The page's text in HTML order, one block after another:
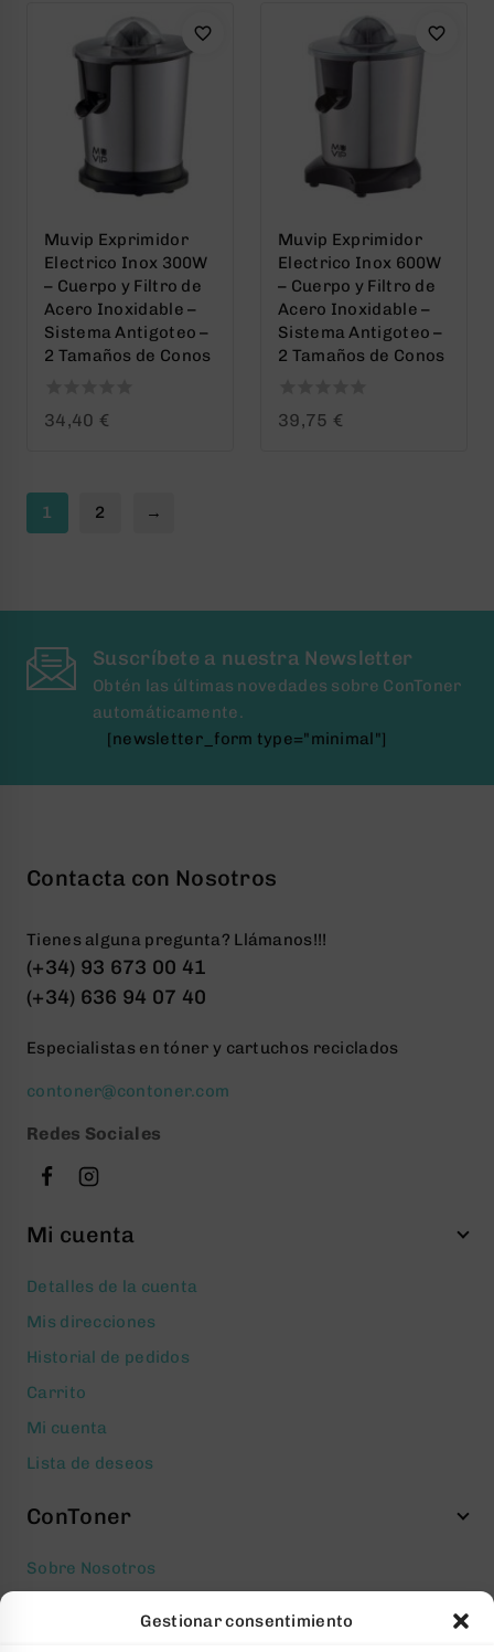
Gestionar consentimiento
Muvip Exprimidor
Electrico Inox 300W
– Cuerpo y Filtro de
Acero Inoxidable –
Sistema Antigoteo –
2 Tamaños de Conos
0
34,40 €
Muvip Exprimidor
Electrico Inox 600W
– Cuerpo y Filtro de
Acero Inoxidable –
Sistema Antigoteo –
2 Tamaños de Conos
0
39,75 €
1 2 →
Suscríbete a nuestra Newsletter
Obtén las últimas novedades sobre ConToner
automáticamente.
[newsletter_form type="minimal"]
Contacta con Nosotros
Tienes alguna pregunta? Llámanos!!!
(+34) 93 673 00 41
(+34) 636 94 07 40
Especialistas en tóner y cartuchos reciclados
contoner@contoner.com
Redes Sociales
Mi cuenta
Detalles de la cuenta
Mis direcciones
Historial de pedidos
Carrito
Mi cuenta
Lista de deseos
ConToner
Sobre Nosotros